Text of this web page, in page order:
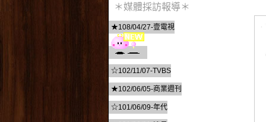
＊媒體採訪報導＊
★108/04/27-壹電視
☆102/11/07-TVBS
★102/06/05-商業週刊
☆101/06/09-年代